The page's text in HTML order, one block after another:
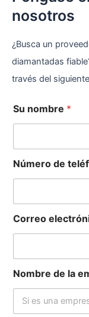
nosotros
¿Busca un
diamantadas
través del
Su nombre *
Número de
Correo
Nombre de la